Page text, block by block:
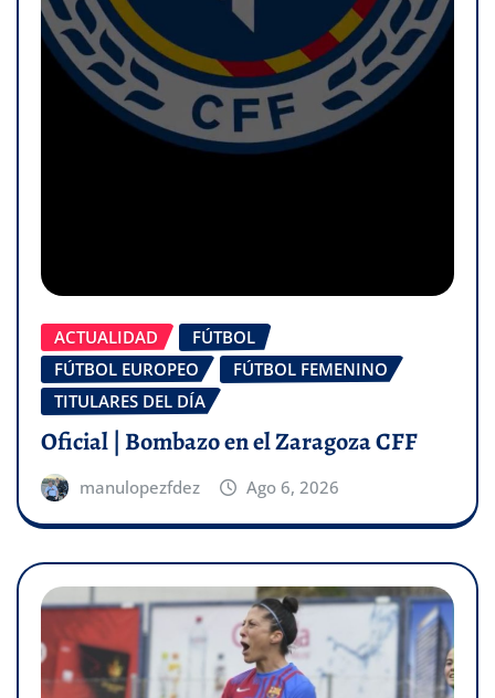
ACTUALIDAD
FÚTBOL
FÚTBOL EUROPEO
FÚTBOL FEMENINO
TITULARES DEL DÍA
Oficial | Bombazo en el Zaragoza CFF
manulopezfdez Ago 6, 2026